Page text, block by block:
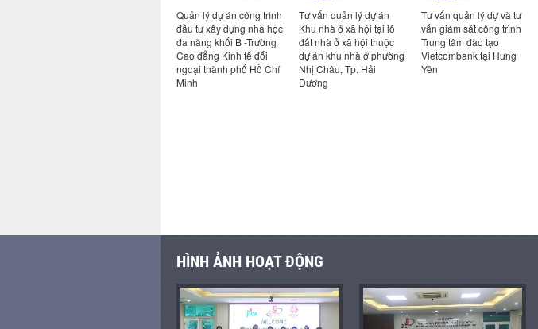
Quản lý dự án công trình
đầu tư xây dựng nhà học
đa năng khối B -Trường
Cao đẳng Kinh tế đối
ngoại thành phố Hồ Chí
Minh
Tư vấn quản lý dự án
Khu nhà ở xã hội tại lô
đất nhà ở xã hội thuộc
dự án khu nhà ở phường
Nhị Châu, Tp. Hải
Dương
Tư vấn quản lý dự và tư
vấn giám sát công trình
Trung tâm đào tạo
Vietcombank tại Hưng
Yên
HÌNH ẢNH HOẠT ĐỘNG